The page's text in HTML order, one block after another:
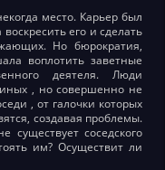
место. Карьер был
его и сделать
Но бюрократия,
воплотить заветные
деятеля. Люди
, но совершенно не
, от галочки которых
создавая проблемы.
соседского
им? Осуществит ли